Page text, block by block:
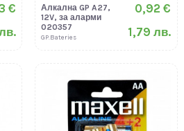
€
Алкална GP A27,
12V, за аларми
020357
GP.Bateries
0,92 €
1,79 лв.